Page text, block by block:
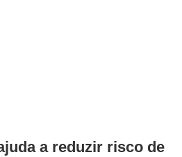
a reduzir risco de